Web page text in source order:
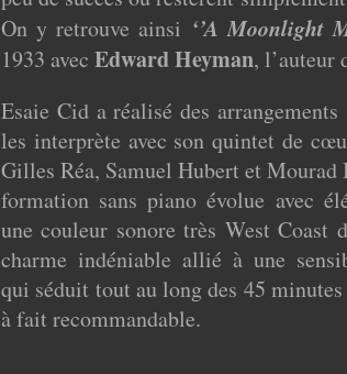
On y retrouve ainsi ‘’A Moonlight
1933 avec Edward Heyman, l’auteur
Esaie Cid a réalisé des
les interprète avec son quintet de
Gilles Réa, Samuel Hubert et Mourad
formation sans piano évolue avec
une couleur sonore très West Coast
charme indéniable allié à une
qui séduit tout au long des 45
à fait recommandable.